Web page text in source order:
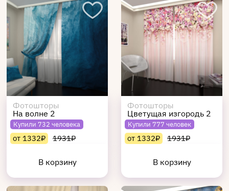
Фотошторы
На волне 2
Купили 732 человека
от 1332₽ 1931₽
В корзину
Фотошторы
Цветущая изгородь 2
Купили 777 человек
от 1332₽ 1931₽
В корзину